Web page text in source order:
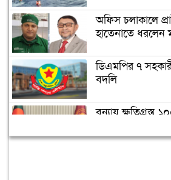
অফিস চলাকালে
হাতেনাতে ধরলেন
ডিএমপির ৭
বদলি
বন্যায় ক্ষতিগ্রস্ত